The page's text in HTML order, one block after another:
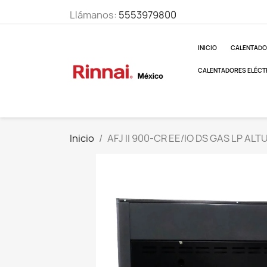
Llámanos: 5553979800
INICIO
CALENTADORES
Inicio AFJ II 900-CR EE/IO DS GAS LP